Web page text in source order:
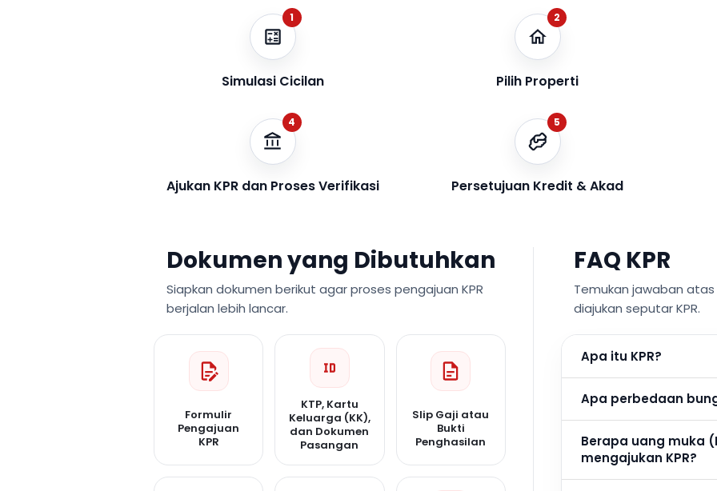
1
Simulasi Cicilan
2
Pilih Properti
4
Ajukan KPR dan Proses Verifikasi
5
Persetujuan Kredit & Akad
Dokumen yang Dibutuhkan
Siapkan dokumen berikut agar proses pengajuan KPR
berjalan lebih lancar.
Formulir
Pengajuan
KPR
KTP, Kartu
Keluarga (KK),
dan Dokumen
Pasangan
Slip Gaji atau
Bukti
Penghasilan
FAQ KPR
Temukan jawaban
diajukan seputar KPR.
Apa itu KPR?
Apa perbedaan
Berapa uang muka
mengajukan KPR?